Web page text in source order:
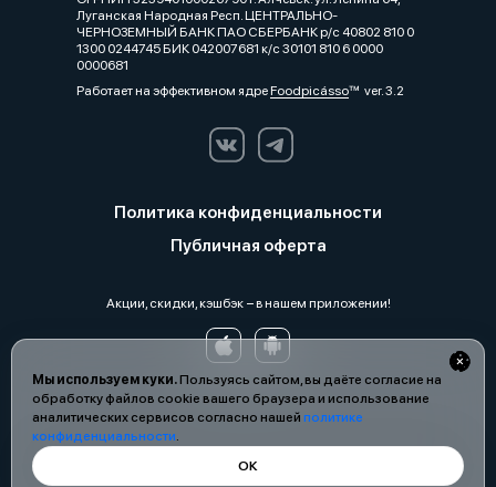
Мы используем куки.Пользуясь сайтом, вы даёте согласие на
обработку файлов cookie вашего браузера и использование
аналитических сервисов согласно нашей политике
конфиденциальности.
ОК
Луганская Народная Респ. ЦЕНТРАЛЬНО-
ЧЕРНОЗЕМНЫЙ БАНК ПАО СБЕРБАНК р/с 40802 810 0
1300 0244745 БИК 042007681 к/с 30101 810 6 0000
0000681
Работает на эффективном ядреFoodpicássover. 3.2
Политика конфиденциальности
Публичная оферта
Акции, скидки, кэшбэк − в нашем приложении!